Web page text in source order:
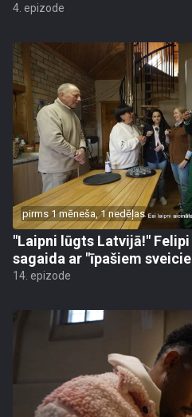
4. epizode
pirms 1 mēneša, 1 nedēļas
"Laipni lūgts Latvijā!"
sagaida ar "īpašiem
14. epizode